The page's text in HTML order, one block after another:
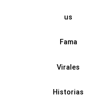
us
Fama
Virales
Historias